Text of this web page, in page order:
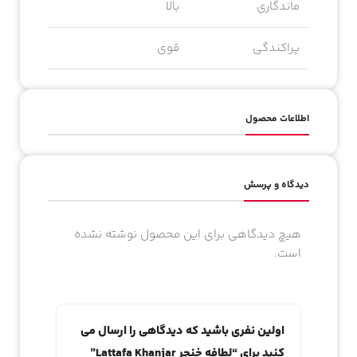
ماندگاری بالا
پراکندگی قوی
اطلاعات محصول
دیدگاه و پرسش
هیچ دیدگاهی برای این محصول نوشته نشده
است.
اولین نفری باشید که دیدگاهی را ارسال می